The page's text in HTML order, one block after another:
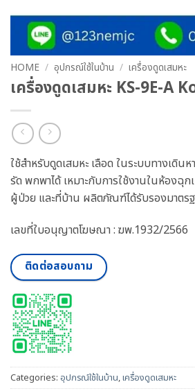
HOME / อุปกรณ์ใช้ในบ้าน / เครื่องดูดเสมหะ
เครื่องดูดเสมหะ KS-9E-A
ใช้สำหรับดูดเสมหะ เลือด ในระบบทางเดิน
รัด พกพาได้ เหมาะกับการใช้งานในห้องฉุ
ผู้ป่วย และที่บ้าน ผลิตภัณฑ์ได้รับรองมาตร
เลขที่ใบอนุญาตโฆษณา : ฆพ.1932/2566
ติดต่อสอบถาม
Categories: อุปกรณ์ใช้ในบ้าน,เครื่องดูดเสมหะ